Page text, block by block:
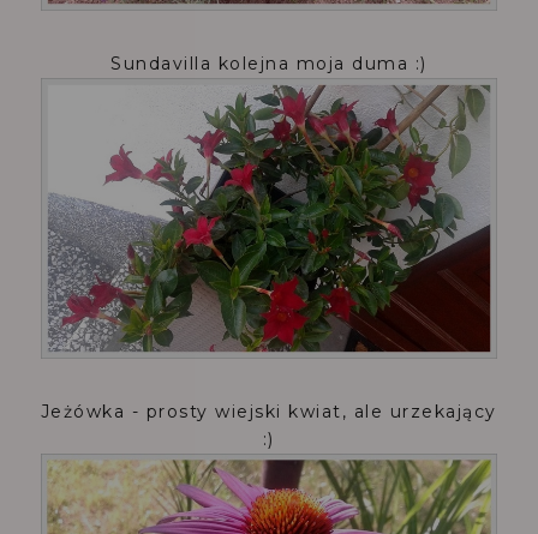
Sundavilla kolejna moja duma :)
Jeżówka - prosty wiejski kwiat, ale urzekający
:)